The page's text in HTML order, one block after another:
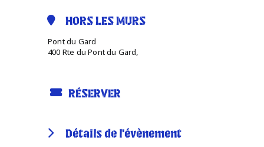
HORS LES MURS
Pont du Gard
400 Rte du Pont du Gard,
RÉSERVER
Détails de l'évènement